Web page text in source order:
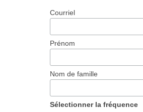
Courriel
Prénom
Nom de famille
Sélectionner la fréquence